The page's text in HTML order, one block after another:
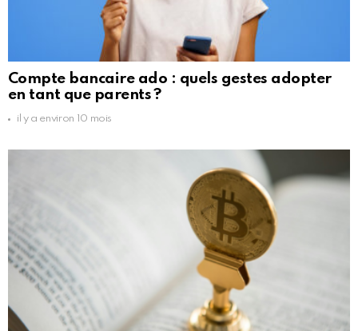
Compte bancaire ado : quels gestes adopter
en tant que parents ?
il y a environ 10 mois